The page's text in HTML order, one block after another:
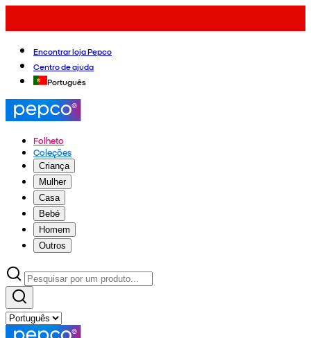
Encontrar loja Pepco
Centro de ajuda
Português
Folheto
Coleções
Criança
Mulher
Casa
Bebé
Homem
Outros